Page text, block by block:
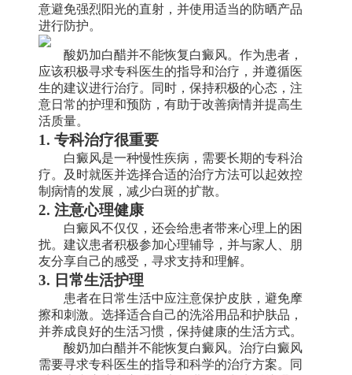
意避免强烈阳光的直射，并使用适当的防晒产品
进行防护。
酸奶加白醋并不能恢复白癜风。作为患者，
应该积极寻求专科医生的指导和治疗，并遵循医
生的建议进行治疗。同时，保持积极的心态，注
意日常的护理和预防，有助于改善病情并提高生
活质量。
1. 专科治疗很重要
白癜风是一种慢性疾病，需要长期的专科治
疗。及时就医并选择合适的治疗方法可以起效控
制病情的发展，减少白斑的扩散。
2. 注意心理健康
白癜风不仅仅，还会给患者带来心理上的困
扰。建议患者积极参加心理辅导，并与家人、朋
友分享自己的感受，寻求支持和理解。
3. 日常生活护理
患者在日常生活中应注意保护皮肤，避免摩
擦和刺激。选择适合自己的洗浴用品和护肤品，
并养成良好的生活习惯，保持健康的生活方式。
酸奶加白醋并不能恢复白癜风。治疗白癜风
需要寻求专科医生的指导和科学的治疗方案。同